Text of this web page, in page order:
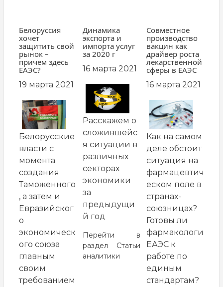
Белоруссия
хочет
защитить свой
рынок –
причем здесь
ЕАЭС?
19 марта 2021
заглавная
картинка
Белорусские
власти с
момента
создания
Таможенного
, а затем и
Евразийског
о
экономическ
ого союза
главным
своим
требованием
Динамика
экспорта и
импорта услуг
за 2020 г
16 марта 2021
заглавная
картинка
Расскажем о
сложившейс
я ситуации в
различных
секторах
экономики
за
предыдущи
й год
Перейти в
раздел Статьи
аналитики
Совместное
производство
вакцин как
драйвер роста
лекарственной
сферы в ЕАЭС
16 марта 2021
заглавная
картинка
Как на самом
деле обстоит
ситуация на
фармацевтич
еском поле в
странах-
союзницах?
Готовы ли
фармакологи
ЕАЭС к
работе по
единым
стандартам?